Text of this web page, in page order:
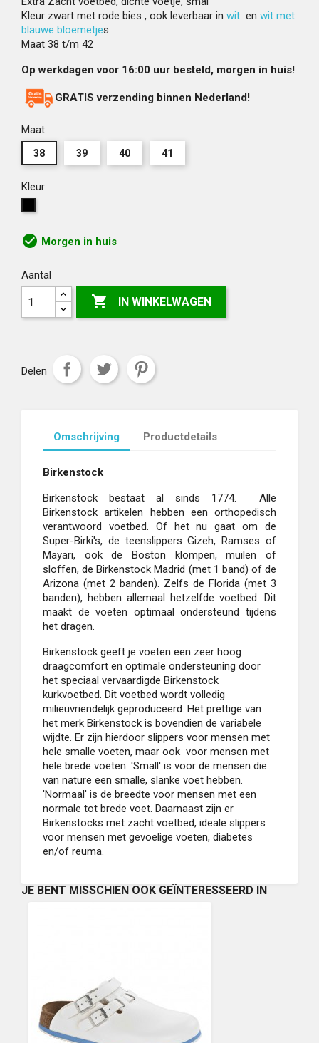
Kleur zwart met rode bies , ook leverbaar in wit en wit met
blauwe bloemetjes
Maat 38 t/m 42
Op werkdagen voor 16:00 uur besteld, morgen in huis!
GRATIS verzending binnen Nederland!
Maat
38 39 40 41
Kleur
check_circle Morgen in huis
Aantal
 IN WINKELWAGEN
Delen
Omschrijving Productdetails
Birkenstock
Birkenstock bestaat al sinds 1774. Alle
Birkenstock artikelen hebben een orthopedisch
verantwoord voetbed. Of het nu gaat om de
Super-Birki's, de teenslippers Gizeh, Ramses of
Mayari, ook de Boston klompen, muilen of
sloffen, de Birkenstock Madrid (met 1 band) of de
Arizona (met 2 banden). Zelfs de Florida (met 3
banden), hebben allemaal hetzelfde voetbed. Dit
maakt de voeten optimaal ondersteund tijdens
het dragen.
Birkenstock geeft je voeten een zeer hoog
draagcomfort en optimale ondersteuning door
het speciaal vervaardigde Birkenstock
kurkvoetbed. Dit voetbed wordt volledig
milieuvriendelijk geproduceerd. Het prettige van
het merk Birkenstock is bovendien de variabele
wijdte. Er zijn hierdoor slippers voor mensen met
hele smalle voeten, maar ook voor mensen met
hele brede voeten. 'Small' is voor de mensen die
van nature een smalle, slanke voet hebben.
'Normaal' is de breedte voor mensen met een
normale tot brede voet. Daarnaast zijn er
Birkenstocks met zacht voetbed, ideale slippers
voor mensen met gevoelige voeten, diabetes
en/of reuma.
JE BENT MISSCHIEN OOK GEÏNTERESSEERD IN